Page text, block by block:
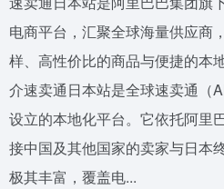
电商平台，汇聚全球海量供应商
样、高性价比的商品与便捷的本
介速卖通日本站是全球速卖通（
设立的本地化平台。它依托阿里
接中国及其他国家的卖家与日本
极其丰富，覆盖电...